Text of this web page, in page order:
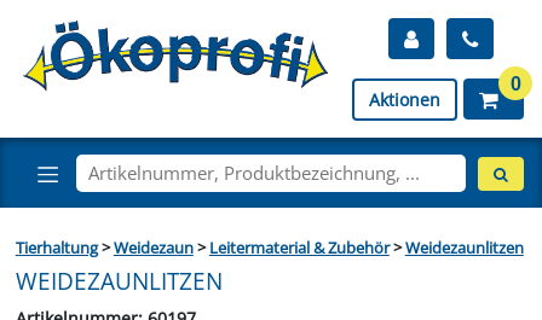
Aktionen
0
Tierhaltung>Weidezaun>Leitermaterial & Zubehör>Weidezaunlitzen
WEIDEZAUNLITZEN